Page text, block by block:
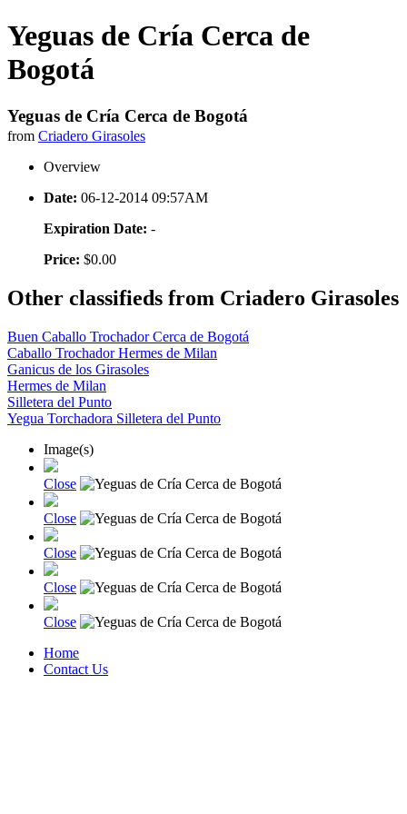
Yeguas de Cría Cerca de
Bogotá
Yeguas de Cría Cerca de Bogotá
from Criadero Girasoles
Overview
Date: 06-12-2014 09:57AM
Expiration Date: -
Price: $0.00
Other classifieds from Criadero Girasoles
Buen Caballo Trochador Cerca de Bogotá
Caballo Trochador Hermes de Milan
Ganicus de los Girasoles
Hermes de Milan
Silletera del Punto
Yegua Torchadora Silletera del Punto
Image(s)
Close
Close
Close
Close
Close
Home
Contact Us